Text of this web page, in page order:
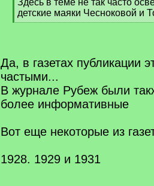
q
]
Здесь в теме не так часто
детские маяки Чесноковой и
[
Да, в газетах публикации
частыми...
В журнале Рубеж были
более информативные
Вот еще некоторые из
1928. 1929 и 1931